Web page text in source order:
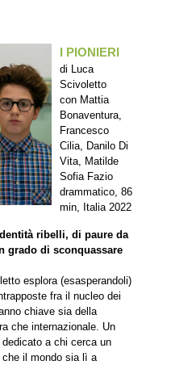
I PIONIERI
di Luca
Scivoletto
con Mattia
Bonaventura,
Francesco
Cilia, Danilo Di
Vita, Matilde
Sofia Fazio
drammatico, 86
min, Italia 2022
ribelli, di paure da
grado di sconquassare
esplora (esasperandoli)
fra il nucleo dei
chiave sia della
che internazionale. Un
a chi cerca un
il mondo sia lì a